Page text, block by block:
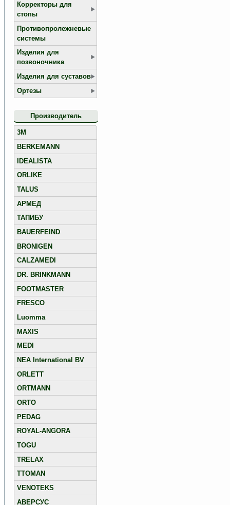
Корректоры для
стопы
Противопролежневые
системы
Изделия для
позвоночника
Изделия для суставов
Ортезы
Производитель
3M
BERKEMANN
IDEALISTA
ORLIKE
TALUS
АРМЕД
ТАПИБУ
BAUERFEIND
BRONIGEN
CALZAMEDI
DR. BRINKMANN
FOOTMASTER
FRESCO
Luomma
MAXIS
MEDI
NEA International BV
ORLETT
ORTMANN
ORTO
PEDAG
ROYAL-ANGORA
TOGU
TRELAX
TTOMAN
VENOTEKS
АВЕРСУС